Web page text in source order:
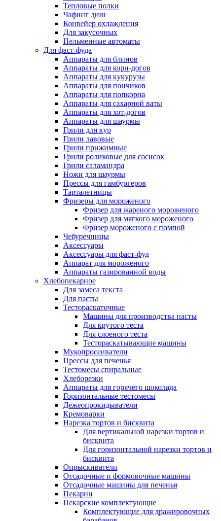
Тепловые полки
Чафинг диш
Конвейер охлаждения
Для закусочных
Пельменные автоматы
Для фаст-фуда
Аппараты для блинов
Аппараты для корн-догов
Аппараты для кукурузы
Аппараты для пончиков
Аппараты для попкорна
Аппараты для сахарной ваты
Аппараты для хот-догов
Аппараты для шаурмы
Грили для кур
Грили лавовые
Грили прижимные
Грили роликовые для сосисок
Грили саламандра
Ножи для шаурмы
Прессы для гамбургеров
Тарталетницы
Фризеры для мороженого
Фризер для жареного мороженого
Фризер для мягкого мороженого
Фризер мороженого с помпой
Чебуречницы
Аксессуары
Аксессуары для фаст-фуд
Аппарат для мороженого
Аппараты газированной воды
Хлебопекарное
Для замеса текста
Для пасты
Тестораскаточные
Машины для производства пасты
Для крутого теста
Для слоеного теста
Тестораскатывающие машины
Мукопросеиватели
Прессы для печенья
Тестомесы спиральные
Хлеборезки
Аппараты для горячего шоколада
Горизонтальные тестомесы
Дежеопрокидыватели
Кремоварки
Нарезка тортов и бисквита
Для вертикальной нарезки тортов и
бисквита
Для горизонтальной нарезки тортов и
бисквита
Опрыскиватели
Отсадочные и формовочные машины
Отсадочные машины для печенья
Пекарни
Пекарские комплектующие
Комплектующие для дражировочных